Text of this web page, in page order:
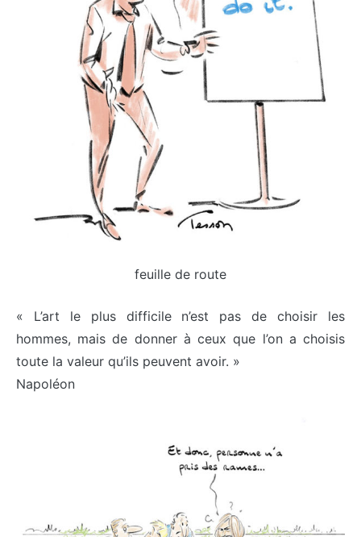
feuille de route
« L’art le plus difficile n’est pas de choisir les
hommes, mais de donner à ceux que l’on a choisis
toute la valeur qu’ils peuvent avoir. »
Napoléon